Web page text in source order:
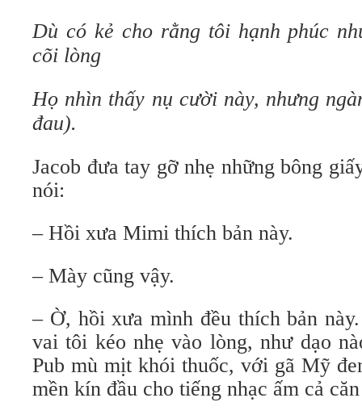
Dù có kẻ cho rằng tôi hạnh phúc
cõi lòng
Họ nhìn thấy nụ cười này, nhưng
đau).
Jacob đưa tay gỡ nhẹ những bông
nói:
– Hồi xưa Mimi thích bản này.
– Mày cũng vậy.
– Ờ, hồi xưa mình đều thích bản
vai tôi kéo nhẹ vào lòng, như dạo
Pub mù mịt khói thuốc, với gã Mỹ
mền kín đầu cho tiếng nhạc ấm cả